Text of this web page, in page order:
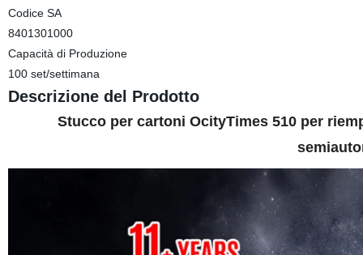
Codice SA
8401301000
Capacità di Produzione
100 set/settimana
Descrizione del Prodotto
Stucco per cartoni OcityTimes 510 per